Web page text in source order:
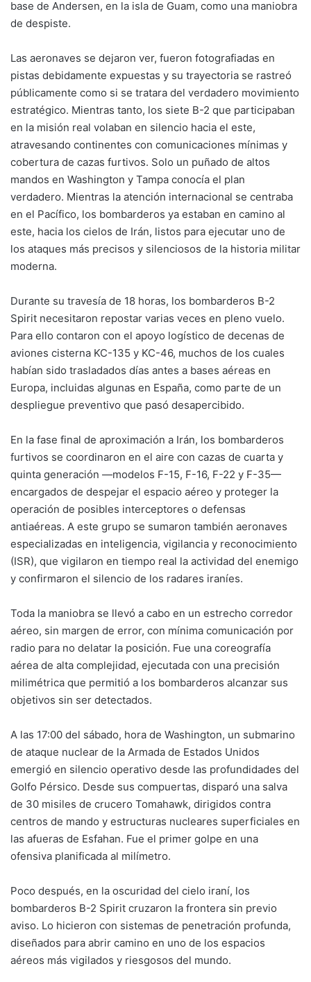
base de Andersen, en la isla de Guam, como una maniobra
de despiste.
Las aeronaves se dejaron ver, fueron fotografiadas en
pistas debidamente expuestas y su trayectoria se rastreó
públicamente como si se tratara del verdadero movimiento
estratégico. Mientras tanto, los siete B-2 que participaban
en la misión real volaban en silencio hacia el este,
atravesando continentes con comunicaciones mínimas y
cobertura de cazas furtivos. Solo un puñado de altos
mandos en Washington y Tampa conocía el plan
verdadero. Mientras la atención internacional se centraba
en el Pacífico, los bombarderos ya estaban en camino al
este, hacia los cielos de Irán, listos para ejecutar uno de
los ataques más precisos y silenciosos de la historia militar
moderna.
Durante su travesía de 18 horas, los bombarderos B-2
Spirit necesitaron repostar varias veces en pleno vuelo.
Para ello contaron con el apoyo logístico de decenas de
aviones cisterna KC-135 y KC-46, muchos de los cuales
habían sido trasladados días antes a bases aéreas en
Europa, incluidas algunas en España, como parte de un
despliegue preventivo que pasó desapercibido.
En la fase final de aproximación a Irán, los bombarderos
furtivos se coordinaron en el aire con cazas de cuarta y
quinta generación —modelos F-15, F-16, F-22 y F-35—
encargados de despejar el espacio aéreo y proteger la
operación de posibles interceptores o defensas
antiaéreas. A este grupo se sumaron también aeronaves
especializadas en inteligencia, vigilancia y reconocimiento
(ISR), que vigilaron en tiempo real la actividad del enemigo
y confirmaron el silencio de los radares iraníes.
Toda la maniobra se llevó a cabo en un estrecho corredor
aéreo, sin margen de error, con mínima comunicación por
radio para no delatar la posición. Fue una coreografía
aérea de alta complejidad, ejecutada con una precisión
milimétrica que permitió a los bombarderos alcanzar sus
objetivos sin ser detectados.
A las 17:00 del sábado, hora de Washington, un submarino
de ataque nuclear de la Armada de Estados Unidos
emergió en silencio operativo desde las profundidades del
Golfo Pérsico. Desde sus compuertas, disparó una salva
de 30 misiles de crucero Tomahawk, dirigidos contra
centros de mando y estructuras nucleares superficiales en
las afueras de Esfahan. Fue el primer golpe en una
ofensiva planificada al milímetro.
Poco después, en la oscuridad del cielo iraní, los
bombarderos B-2 Spirit cruzaron la frontera sin previo
aviso. Lo hicieron con sistemas de penetración profunda,
diseñados para abrir camino en uno de los espacios
aéreos más vigilados y riesgosos del mundo.